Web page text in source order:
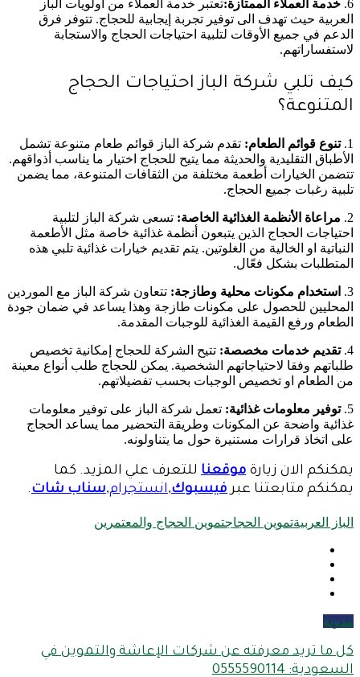
6. خدمة العملاء الممتازة:تعتبر خدمة العملاء من أولويات الباز
العربية حيث تهدف الى توفير تجربة إيجابية للحجاج. تتوفر فرق
الدعم في جميع الأوقات لتلبية احتياجات الحجاج والاستجابة
لاستفساراتهم.
كيف تلبي شركة الباز احتياجات الحجاج
المتنوعة؟
1. تنوع قوائم الطعام: تقدم شركة الباز قوائم طعام متنوعة تشمل
الأطباق التقليدية والحديثة مما يتيح للحجاج اختيار ما يناسب أذواقهم.
تتضمن الخيارات أطعمة مختلفة من الثقافات المتنوعة، مما يضمن
تلبية رغبات جميع الحجاج.
2. مراعاة الأنظمة الغذائية الخاصة: تسعى شركة الباز لتلبية
احتياجات الحجاج الذين يتبعون أنظمة غذائية خاصة مثل الأطعمة
النباتية او الخالية من الغلوتين. يتم تقديم خيارات غذائية تلبي هذه
المتطلبات بشكل فعّال.
3. استخدام مكونات محلية وطازجة: تتعاون شركة الباز مع الموردين
المحليين للحصول على مكونات طازجة وهذا يساعد في ضمان جودة
الطعام ورفع القيمة الغذائية للوجبات المقدمة.
4. تقديم خدمات مخصصة: تتيح الشركة للحجاج إمكانية تخصيص
طلباتهم وفقا لاحتياجاتهم الشخصية. يمكن للحجاج طلب أنواع معينة
من الطعام او تخصيص الوجبات بحسب تفضيلاتهم.
5. توفير معلومات غذائية: تعمل شركة الباز على توفير معلومات
غذائية واضحة عن المكونات وطريقة التحضير مما يساعد الحجاج
على اتخاذ قرارات مستنيرة حول ما يتناولونه.
يمكنكم الان زيارة موقعنا للتعرف علي المزيد. كما
يمكنكم متابعتنا عبرفيسبوك,انستجرام,سناب شات.
الباز العربيةتموين الحجاجتموين الحجاج والمعتمرين
مدونة
كل ما تريد معرفته عن شركات الإعاشة والتموين في
السعودية: 0555590114